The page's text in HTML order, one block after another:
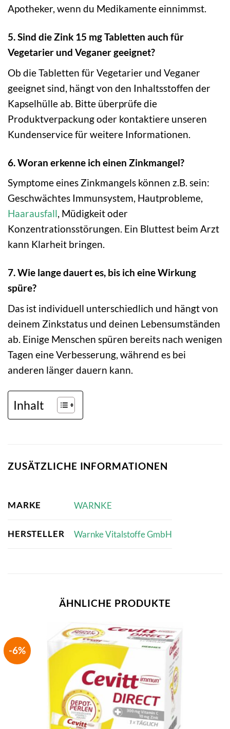
Apotheker, wenn du Medikamente einnimmst.
5. Sind die Zink 15 mg Tabletten auch für
Vegetarier und Veganer geeignet?
Ob die Tabletten für Vegetarier und Veganer
geeignet sind, hängt von den Inhaltsstoffen der
Kapselhülle ab. Bitte überprüfe die
Produktverpackung oder kontaktiere unseren
Kundenservice für weitere Informationen.
6. Woran erkenne ich einen Zinkmangel?
Symptome eines Zinkmangels können z.B. sein:
Geschwächtes Immunsystem, Hautprobleme,
Haarausfall, Müdigkeit oder
Konzentrationsstörungen. Ein Bluttest beim Arzt
kann Klarheit bringen.
7. Wie lange dauert es, bis ich eine Wirkung
spüre?
Das ist individuell unterschiedlich und hängt von
deinem Zinkstatus und deinen Lebensumständen
ab. Einige Menschen spüren bereits nach wenigen
Tagen eine Verbesserung, während es bei
anderen länger dauern kann.
Inhalt
ZUSÄTZLICHE INFORMATIONEN
MARKE WARNKE
HERSTELLER Warnke Vitalstoffe GmbH
ÄHNLICHE PRODUKTE
-6%